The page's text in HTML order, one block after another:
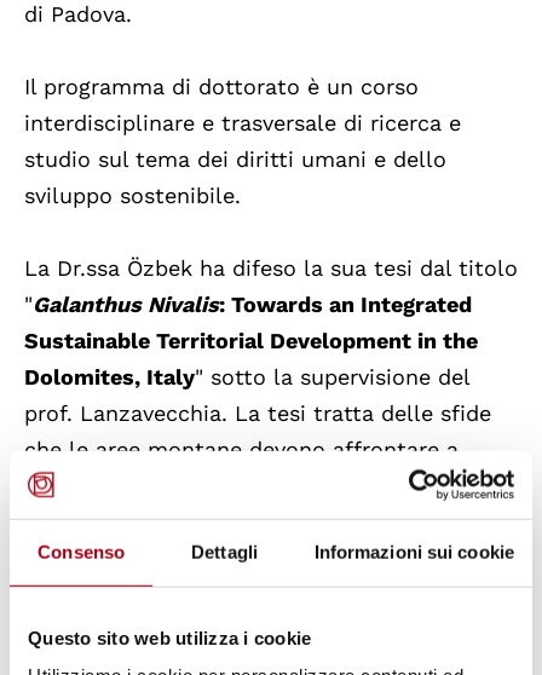
Consenso Dettagli Informazioni sui cookie
Questo sito web utilizza i cookie
di Padova.
Il programma di dottorato è un corso
interdisciplinare e trasversale di ricerca e
studio sul tema dei diritti umani e dello
sviluppo sostenibile.
La Dr.ssa Özbek ha difeso la sua tesi dal titolo
"Galanthus Nivalis: Towards an Integrated
Sustainable Territorial Development in the
Dolomites, Italy" sotto la supervisione del
prof. Lanzavecchia. La tesi tratta delle sfide
che le aree montane devono affrontare a
causa del cambiamento climatico e
dell'economia montana basata sul turismo, e
comprende cinque articoli/capitoli
indipendenti, ciascuno dei quali esplora un
aspetto e una realtà territoriale diversa.